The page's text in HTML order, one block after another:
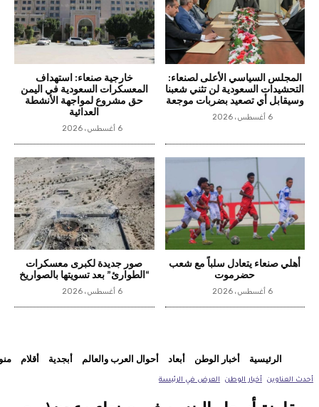
المجلس السياسي الأعلى لصنعاء:
التحشيدات السعودية لن تثني شعبنا
وسيقابل أي تصعيد بضربات موجعة
6 أغسطس، 2026
خارجية صنعاء: استهداف
المعسكرات السعودية في اليمن
حق مشروع لمواجهة الأنشطة
العدائية
6 أغسطس، 2026
أهلي صنعاء يتعادل سلباً مع شعب
حضرموت
6 أغسطس، 2026
صور جديدة لكبرى معسكرات
“الطوارئ” بعد تسويتها بالصواريخ
6 أغسطس، 2026